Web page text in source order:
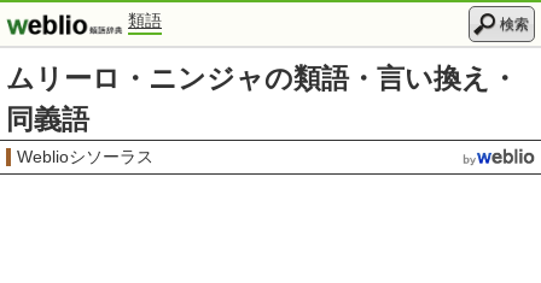
類語 検索
ムリーロ・ニンジャの類語・言い換え・
同義語
Weblioシソーラス